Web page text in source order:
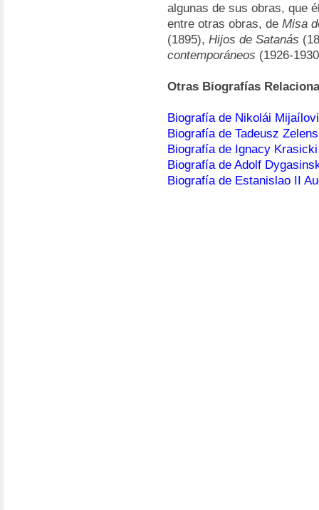
algunas de sus obras, que
entre otras obras, de Misa
(1895), Hijos de Satanás
contemporáneos (1926-
Otras Biografías
Biografía de Nikolái
Biografía de Tadeusz
Biografía de Ignacy Krasicki
Biografía de Adolf
Biografía de Estanislao II